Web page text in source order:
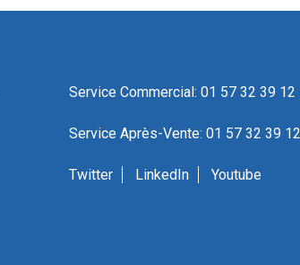
Service Commercial: 01 57 32 39 12
Service Après-Vente: 01 57 32 39
Twitter LinkedIn Youtube